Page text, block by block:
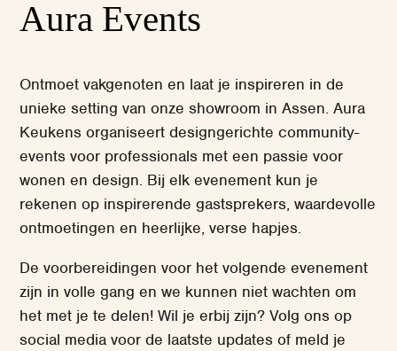
Aura Events
Ontmoet vakgenoten en laat je inspireren in de
unieke setting van onze showroom in Assen. Aura
Keukens organiseert designgerichte community-
events voor professionals met een passie voor
wonen en design. Bij elk evenement kun je
rekenen op inspirerende gastsprekers, waardevolle
ontmoetingen en heerlijke, verse hapjes.
De voorbereidingen voor het volgende evenement
zijn in volle gang en we kunnen niet wachten om
het met je te delen! Wil je erbij zijn? Volg ons op
social media voor de laatste updates of meld je